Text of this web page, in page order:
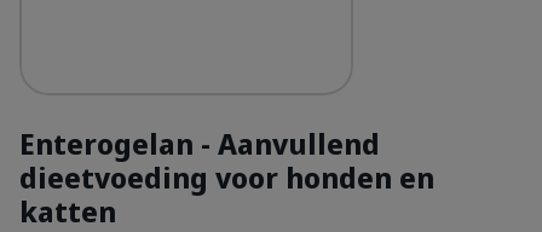
Enterogelan - Aanvullend
dieetvoeding voor honden en
katten